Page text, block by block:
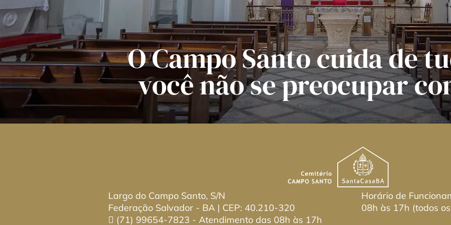
O Campo Santo cuida de
você não se preocupar
Largo do Campo Santo, S/N
Federação Salvador - BA | CEP: 40.210-320
(71) 99654-7823 - Atendimento das 08h às 17h
Horário de
08h às 17h (todos